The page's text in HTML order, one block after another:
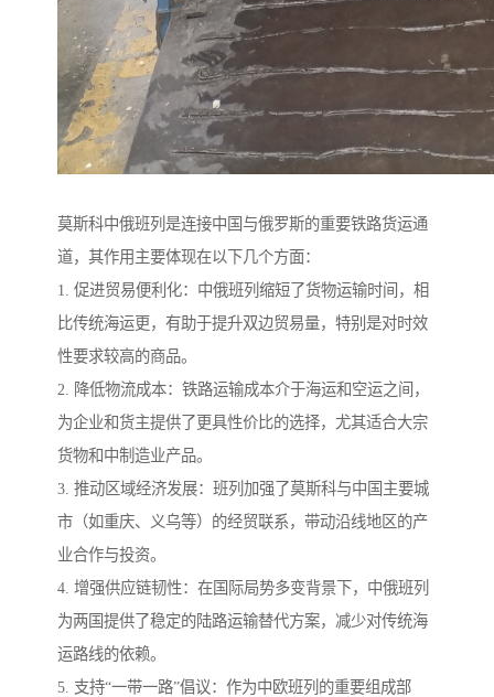
莫斯科中俄班列是连接中国与俄罗斯的重要铁路货运通
道，其作用主要体现在以下几个方面：
1. 促进贸易便利化：中俄班列缩短了货物运输时间，相
比传统海运更，有助于提升双边贸易量，特别是对时效
性要求较高的商品。
2. 降低物流成本：铁路运输成本介于海运和空运之间，
为企业和货主提供了更具性价比的选择，尤其适合大宗
货物和中制造业产品。
3. 推动区域经济发展：班列加强了莫斯科与中国主要城
市（如重庆、义乌等）的经贸联系，带动沿线地区的产
业合作与投资。
4. 增强供应链韧性：在国际局势多变背景下，中俄班列
为两国提供了稳定的陆路运输替代方案，减少对传统海
运路线的依赖。
5. 支持“一带一路”倡议：作为中欧班列的重要组成部